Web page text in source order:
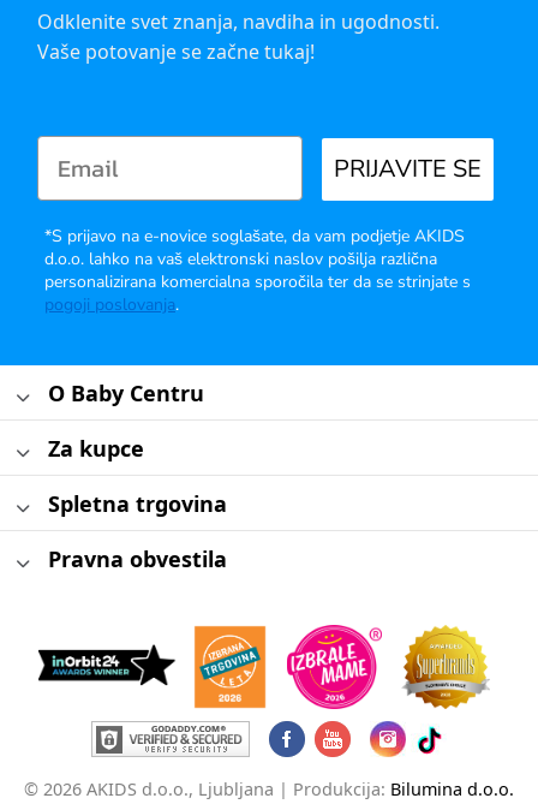
Odklenite svet znanja, navdiha in ugodnosti.
Vaše potovanje se začne tukaj!
PRIJAVITE SE
*S prijavo na e-novice soglašate, da vam podjetje AKIDS
d.o.o. lahko na vaš elektronski naslov pošilja različna
personalizirana komercialna sporočila ter da se strinjate s
pogoji poslovanja.
O Baby Centru
Za kupce
Spletna trgovina
Pravna obvestila
© 2026 AKIDS d.o.o., Ljubljana | Produkcija: Bilumina d.o.o.